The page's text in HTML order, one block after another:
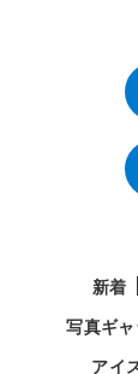
新着
写真ギ
アイ